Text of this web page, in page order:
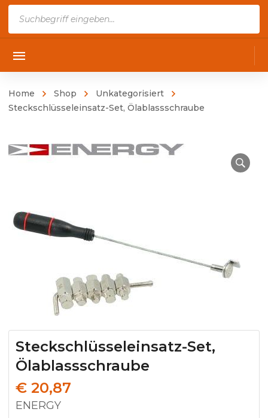
Home Shop
Unkategorisiert
Steckschlüsseleinsatz-Set, Ölablassschraube
Steckschlüsseleinsatz-Set,
Ölablassschraube
€ 20,87
ENERGY